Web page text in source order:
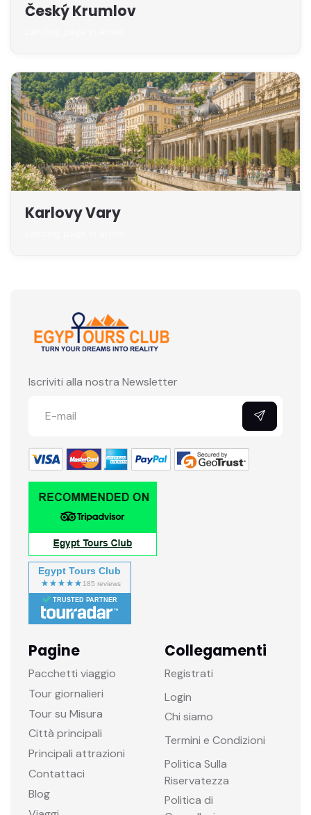
Český Krumlov
Karlovy Vary
Iscriviti alla nostra Newsletter
Egypt Tours Club
TRUSTED PARTNER
Pagine
Pacchetti viaggio
Tour giornalieri
Tour su Misura
Città principali
Principali attrazioni
Contattaci
Blog
Collegamenti
Registrati
Login
Chi siamo
Termini e Condizioni
Politica Sulla
Riservatezza
Politica di